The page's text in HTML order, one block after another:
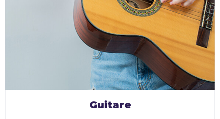
Guitare